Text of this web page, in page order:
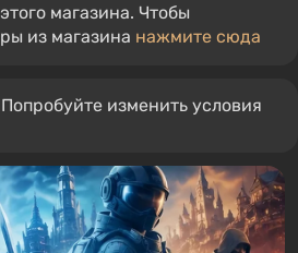
магазина. Чтобы
из магазина нажмите сюда
изменить условия